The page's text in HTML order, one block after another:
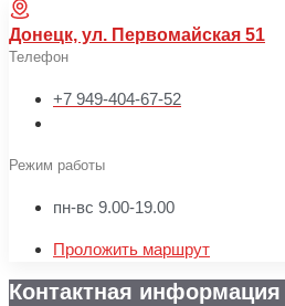
Донецк, ул. Первомайская 51
Телефон
+7 949-404-67-52
Режим работы
пн-вс 9.00-19.00
Проложить маршрут
Контактная информация